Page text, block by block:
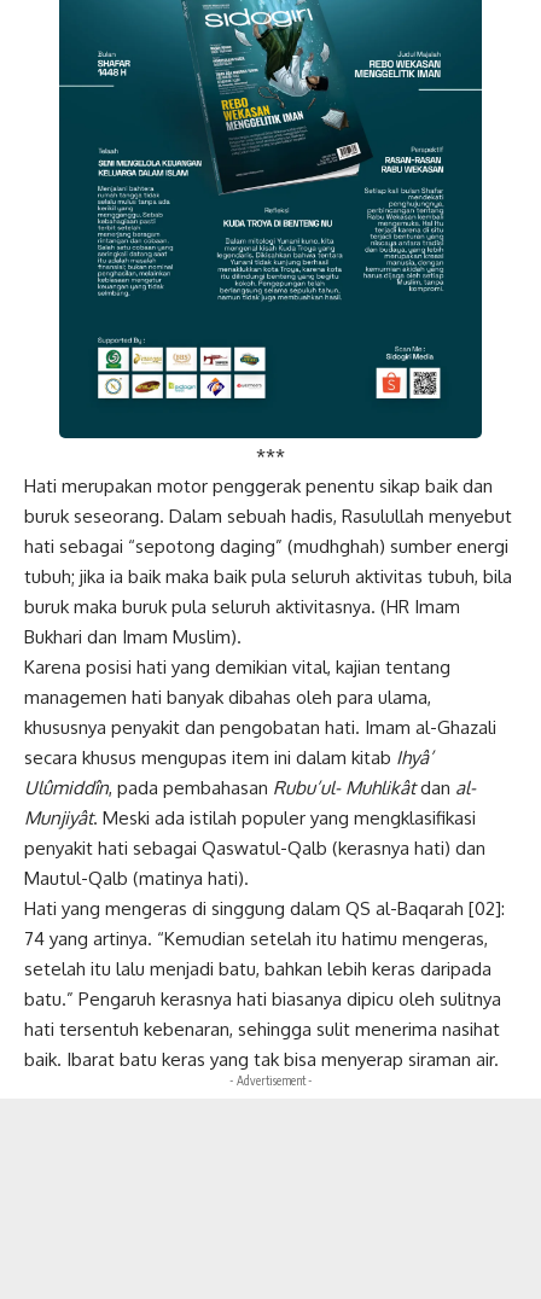
***
Hati merupakan motor penggerak penentu sikap baik dan
buruk seseorang. Dalam sebuah hadis, Rasulullah menyebut
hati sebagai “sepotong daging” (mudhghah) sumber energi
tubuh; jika ia baik maka baik pula seluruh aktivitas tubuh, bila
buruk maka buruk pula seluruh aktivitasnya. (HR Imam
Bukhari dan Imam Muslim).
Karena posisi hati yang demikian vital, kajian tentang
managemen hati banyak dibahas oleh para ulama,
khususnya penyakit dan pengobatan hati. Imam al-Ghazali
secara khusus mengupas item ini dalam kitab Ihyâ’
Ulûmiddîn, pada pembahasan Rubu’ul- Muhlikâtdan al-
Munjiyât. Meski ada istilah populer yang mengklasifikasi
penyakit hati sebagai Qaswatul-Qalb (kerasnya hati) dan
Mautul-Qalb (matinya hati).
Hati yang mengeras di singgung dalam QS al-Baqarah [02]:
74 yang artinya. “Kemudian setelah itu hatimu mengeras,
setelah itu lalu menjadi batu, bahkan lebih keras daripada
batu.” Pengaruh kerasnya hati biasanya dipicu oleh sulitnya
hati tersentuh kebenaran, sehingga sulit menerima nasihat
baik. Ibarat batu keras yang tak bisa menyerap siraman air.
- Advertisement -